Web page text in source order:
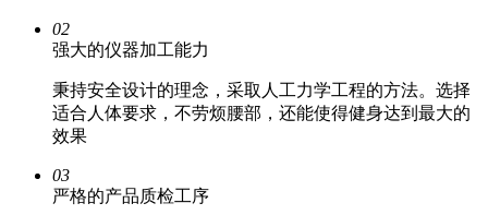
02
强大的仪器加工能力
秉持安全设计的理念，采取人工力学工程的方法。选择
适合人体要求，不劳烦腰部，还能使得健身达到最大的
效果
03
严格的产品质检工序